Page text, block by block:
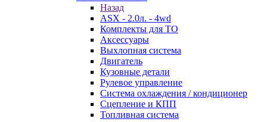
Назад
ASX - 2.0л. - 4wd
Комплекты для ТО
Аксессуары
Выхлопная система
Двигатель
Кузовные детали
Рулевое управление
Система охлаждения / кондиционер
Сцепление и КПП
Топливная система